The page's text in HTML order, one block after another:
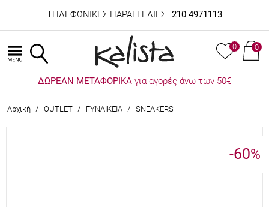
ΤΗΛΕΦΩΝΙΚΕΣ ΠΑΡΑΓΓΕΛΙΕΣ : 210 4971113
0 0
ΔΩΡΕΑΝ ΜΕΤΑΦΟΡΙΚΑ για αγορές άνω των 50€
Αρχική / OUTLET / ΓΥΝΑΙΚΕΙΑ / SNEAKERS
-60%